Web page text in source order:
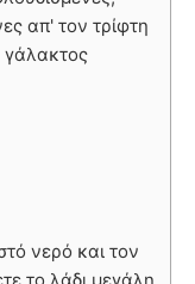
απ' τον τρίφτη
γάλακτος
νερό και τον